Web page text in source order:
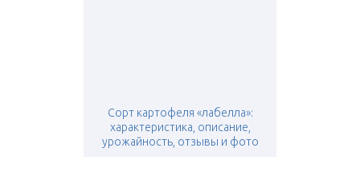
Сорт картофеля «лабелла»:
характеристика, описание,
урожайность, отзывы и фото